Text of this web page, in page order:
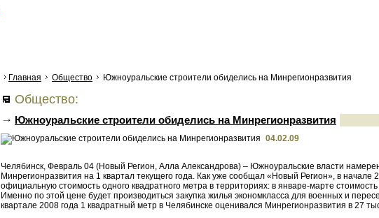
Главная Общество Южноуральские строители обиделись на Минрегионразвития
Общество:
Южноуральские строители обиделись на Минрегионразвития
04.02.09
Челябинск, Февраль 04 (Новый Регион, Алла Александрова) – Южноуральские власти
Минрегионразвития на 1 квартал текущего года. Как уже сообщал «Новый Регион», в начале
официальную стоимость одного квадратного метра в территориях: в январе-марте
Именно по этой цене будет производиться закупка жилья экономкласса для военных и
квартале 2008 года 1 квадратный метр в Челябинске оценивался Минрегионразвития в 27